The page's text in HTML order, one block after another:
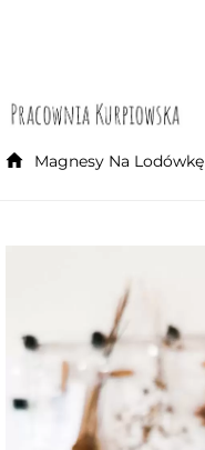
Magnesy Na Lodówkę